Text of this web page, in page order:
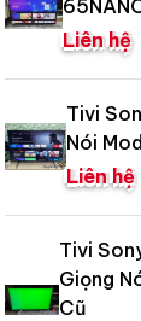
Liên hệ
Tivi
Nói
Liên hệ
Tivi
Giọng
Cũ